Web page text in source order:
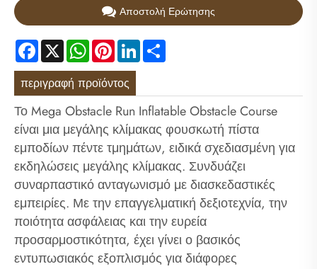
Αποστολή Ερώτησης
Facebook
X WhatsApp
PinterestLinkedIn
περιγραφή προϊόντος
Το Mega Obstacle Run Inflatable Obstacle Course
είναι μια μεγάλης κλίμακας φουσκωτή πίστα
εμποδίων πέντε τμημάτων, ειδικά σχεδιασμένη για
εκδηλώσεις μεγάλης κλίμακας. Συνδυάζει
συναρπαστικό ανταγωνισμό με διασκεδαστικές
εμπειρίες. Με την επαγγελματική δεξιοτεχνία, την
ποιότητα ασφάλειας και την ευρεία
προσαρμοστικότητα, έχει γίνει ο βασικός
εντυπωσιακός εξοπλισμός για διάφορες